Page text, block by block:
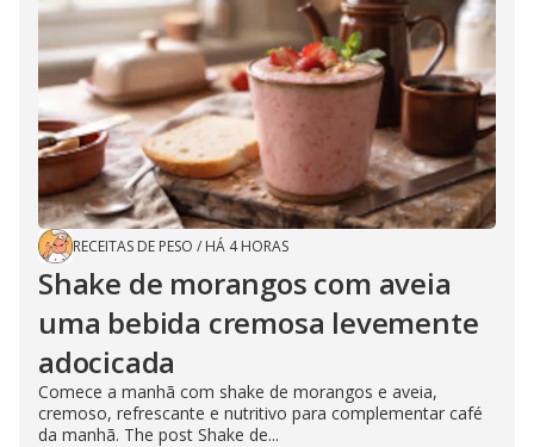
RECEITAS DE PESO / HÁ 4 HORAS
Shake de morangos com aveia
uma bebida cremosa levemente
adocicada
Comece a manhã com shake de morangos e aveia,
cremoso, refrescante e nutritivo para complementar café
da manhã. The post Shake de...